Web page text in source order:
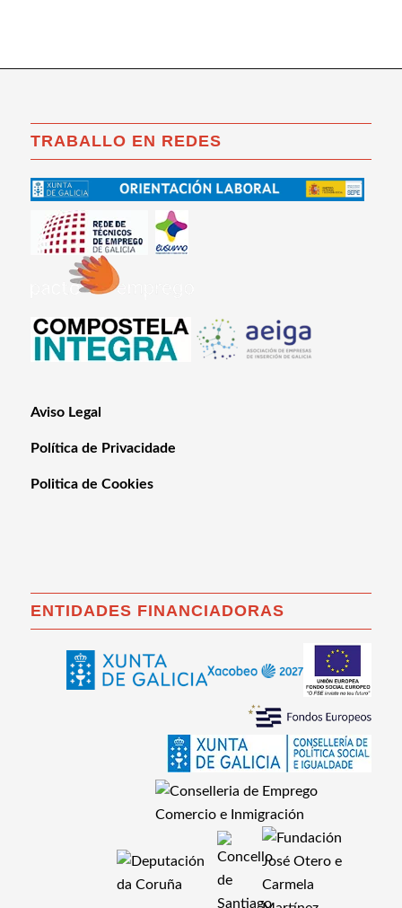
TRABALLO EN REDES
Aviso Legal
Política de Privacidade
Politica de Cookies
ENTIDADES FINANCIADORAS